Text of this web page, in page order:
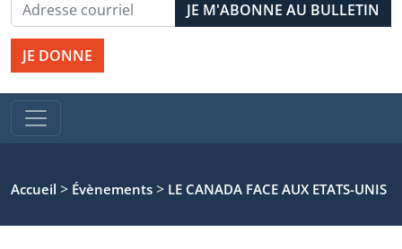
JE DONNE
Accueil > Évènements > LE CANADA FACE AUX ETATS-UNIS